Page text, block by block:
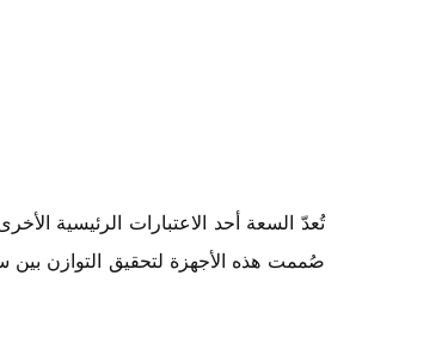
تُعدّ السعة أحد الاعتبارات الرئيسية
صُممت هذه الأجهزة لتحقيق التوازن بين